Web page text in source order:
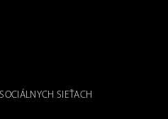
SIEŤACH